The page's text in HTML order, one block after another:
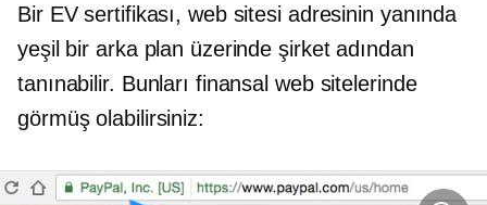
Bir EV sertifikası, web sitesi adresinin yanında
yeşil bir arka plan üzerinde şirket adından
tanınabilir. Bunları finansal web sitelerinde
görmüş olabilirsiniz: